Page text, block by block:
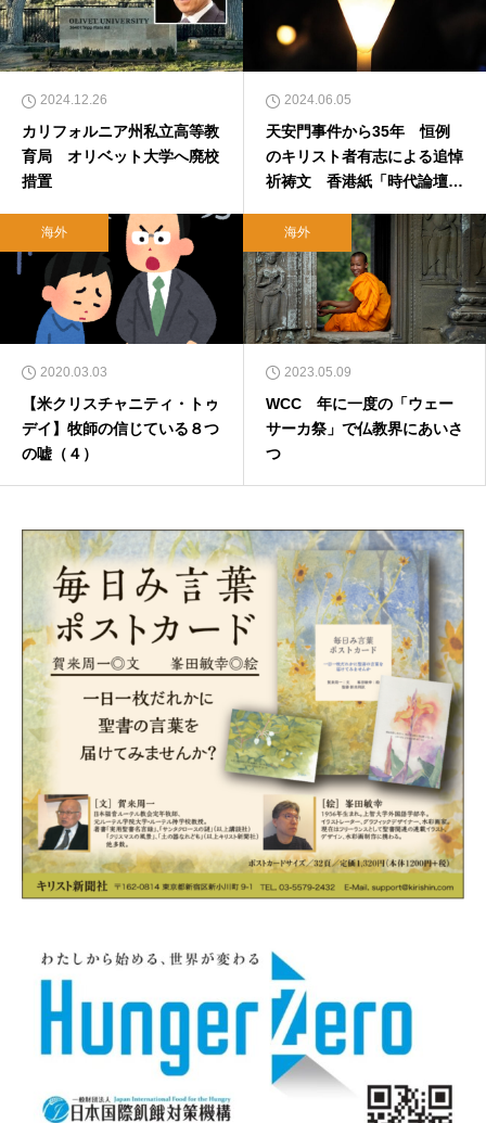
2024.12.26
カリフォルニア州私立高等教
育局 オリベット大学へ廃校
措置
2024.06.05
天安門事件から35年 恒例
のキリスト者有志による追悼
祈祷文 香港紙「時代論壇」
海外
2020.03.03
【米クリスチャニティ・トゥ
デイ】牧師の信じている８つ
の嘘（４）
海外
2023.05.09
WCC 年に一度の「ウェー
サーカ祭」で仏教界にあいさ
つ